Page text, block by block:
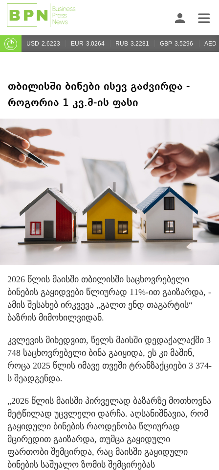
USD 2.6223 EUR 3.0264 RUB 3.2281 GBP 3.5296 AED
თბილისში ბინები ისევ გაძვირდა -
როგორია 1 კვ.მ-ის ფასი
2026 წლის მაისში თბილისში საცხოვრებელი
ბინების გაყიდვები წლიურად 11%-ით გაიზარდა, -
ამის შესახებ ირკვევა „გალთ ენდ თაგარტის“
ბაზრის მიმოხილვიდან.
კვლევის მიხედვით, წელს მაისში დედაქალაქში 3
748 საცხოვრებელი ბინა გაიყიდა, ეს კი მაშინ,
როცა 2025 წლის იმავე თვეში ტრანზაქციები 3 374-
ს შეადგენდა.
„2026 წლის მაისში პირველად ბაზარზე მოთხოვნა
მეტწილად უცვლელი დარჩა. აღსანიშნავია, რომ
გაყიდული ბინების რაოდენობა წლიურად
მცირედით გაიზარდა, თუმცა გაყიდული
ფართობი შემცირდა, რაც მაისში გაყიდული
ბინების საშუალო ზომის შემცირებას